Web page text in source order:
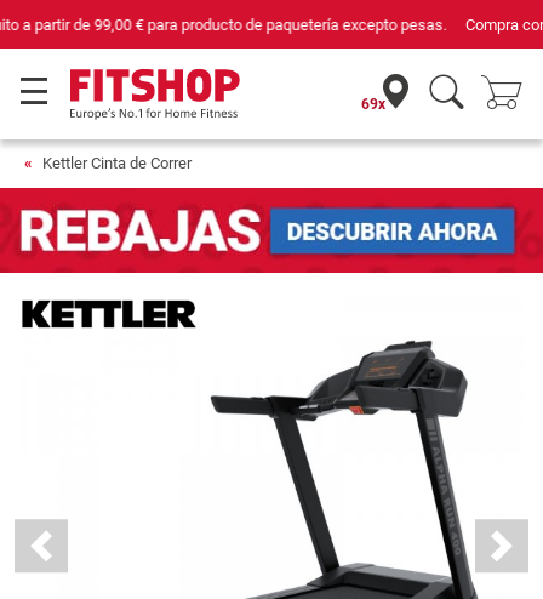
Compra con seguridad en Fitshop, comercio con sello de Confianza Online.
69x
Kettler Cinta de Correr
Previous Next